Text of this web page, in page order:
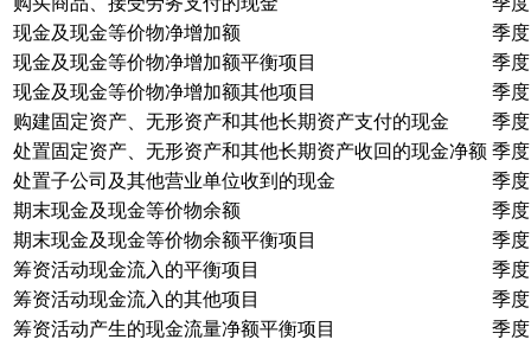
现金及现金等价物净增加额
季度
现金及现金等价物净增加额平衡项目
季度
现金及现金等价物净增加额其他项目
季度
购建固定资产、无形资产和其他长期资产支付的现金
季度
处置固定资产、无形资产和其他长期资产收回的现金净额 季度
处置子公司及其他营业单位收到的现金
季度
期末现金及现金等价物余额
季度
期末现金及现金等价物余额平衡项目
季度
筹资活动现金流入的平衡项目
季度
筹资活动现金流入的其他项目
季度
筹资活动产生的现金流量净额平衡项目
季度